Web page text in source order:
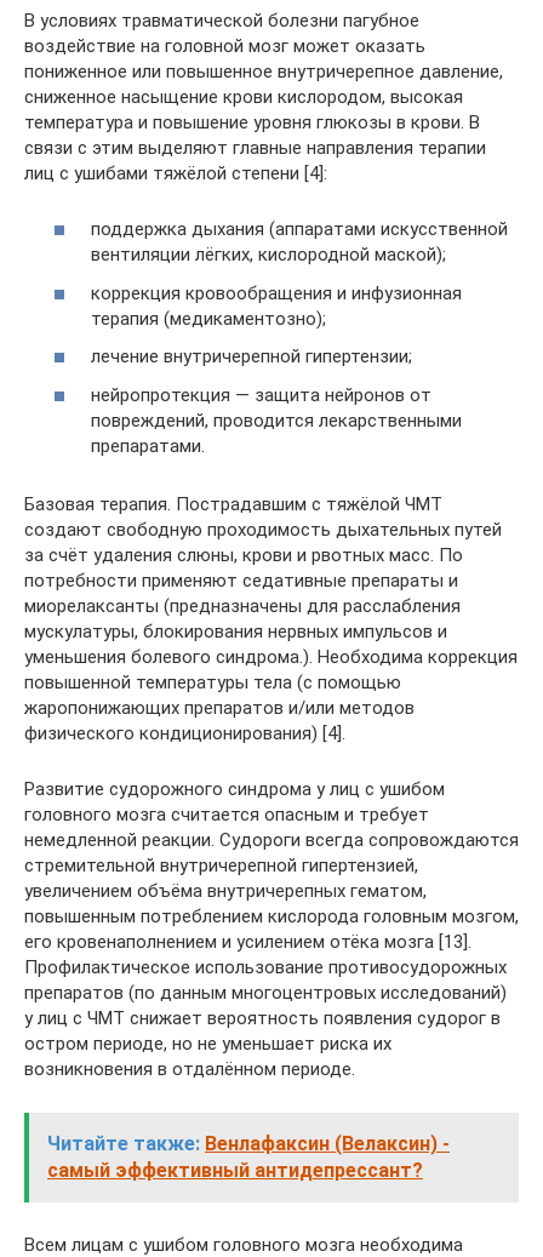
В условиях травматической болезни пагубное
воздействие на головной мозг может оказать
пониженное или повышенное внутричерепное давление,
сниженное насыщение крови кислородом, высокая
температура и повышение уровня глюкозы в крови. В
связи с этим выделяют главные направления терапии
лиц с ушибами тяжёлой степени [4]:
поддержка дыхания (аппаратами искусственной
вентиляции лёгких, кислородной маской);
коррекция кровообращения и инфузионная
терапия (медикаментозно);
лечение внутричерепной гипертензии;
нейропротекция — защита нейронов от
повреждений, проводится лекарственными
препаратами.
Базовая терапия. Пострадавшим с тяжёлой ЧМТ
создают свободную проходимость дыхательных путей
за счёт удаления слюны, крови и рвотных масс. По
потребности применяют седативные препараты и
миорелаксанты (предназначены для расслабления
мускулатуры, блокирования нервных импульсов и
уменьшения болевого синдрома.). Необходима коррекция
повышенной температуры тела (с помощью
жаропонижающих препаратов и/или методов
физического кондиционирования) [4].
Развитие судорожного синдрома у лиц с ушибом
головного мозга считается опасным и требует
немедленной реакции. Судороги всегда сопровождаются
стремительной внутричерепной гипертензией,
увеличением объёма внутричерепных гематом,
повышенным потреблением кислорода головным мозгом,
его кровенаполнением и усилением отёка мозга [13].
Профилактическое использование противосудорожных
препаратов (по данным многоцентровых исследований)
у лиц с ЧМТ снижает вероятность появления судорог в
остром периоде, но не уменьшает риска их
возникновения в отдалённом периоде.
Читайте также: Венлафаксин (Велаксин) -
самый эффективный антидепрессант?
Всем лицам с ушибом головного мозга необходима